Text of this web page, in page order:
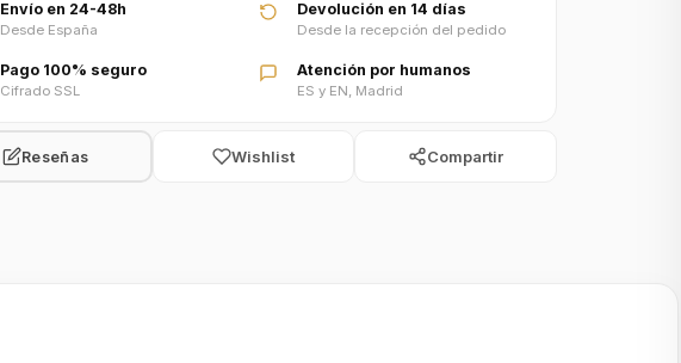
Envío en 24-48h
Desde España
Devolución en 14 días
Desde la recepción del pedido
Pago 100% seguro
Cifrado SSL
Atención por humanos
ES y EN, Madrid
Reseñas Wishlist Compartir